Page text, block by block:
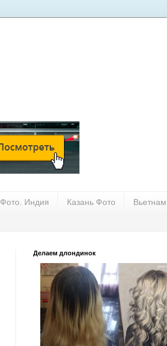
Фото. Индия Казань Фото Вьетнам
Делаем длондинок